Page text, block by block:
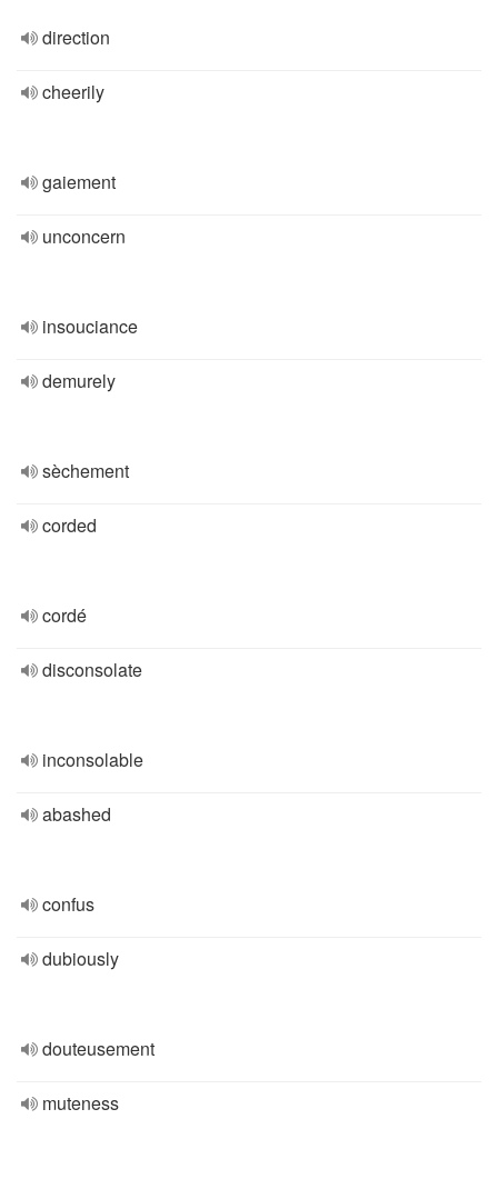
direction
cheerily
gaiement
unconcern
insouciance
demurely
sèchement
corded
cordé
disconsolate
inconsolable
abashed
confus
dubiously
douteusement
muteness